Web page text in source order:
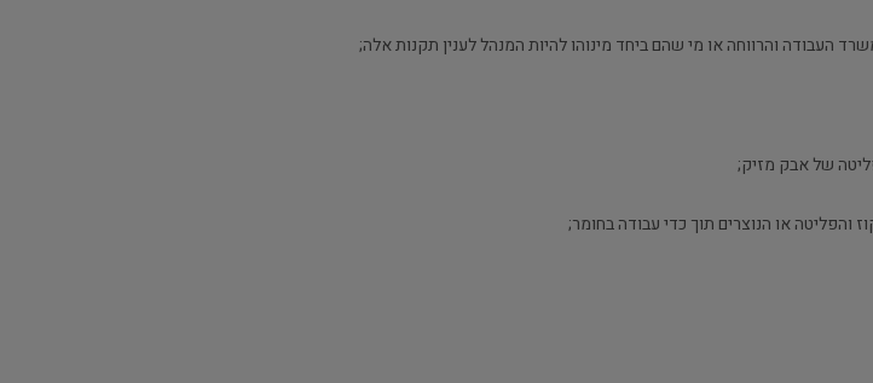
והרווחה או מי שהם ביחד מינוהו להיות המנהל לענין תקנות אלה;
של אבק מזיק;
או הנוצרים תוך כדי עבודה בחומר;